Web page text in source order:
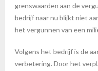
grenswaarden aan de
bedrijf naar nu blijkt niet
het vergunnen van een
Volgens het bedrijf is de
verbetering. Door het